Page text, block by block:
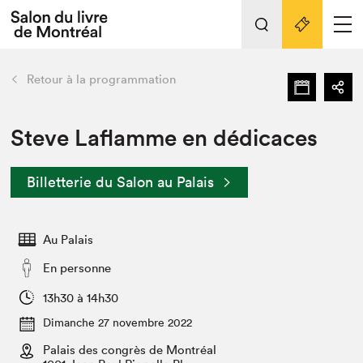
Espace médias
Espace exposant⋅e⋅s
Tout sur l'édition 2022
Actualités
Vidéos et Balados
Club de lecture Braindate
retour Nos activités
Édition 2022
Nous connaître
Projets partenaires 2022
Archives
Liens pratiques
Retour à la programmation
Steve Laflamme en dédicaces
Billetterie du Salon au Palais
Au Palais
En personne
13h30 à 14h30
Dimanche 27 novembre 2022
Palais des congrès de Montréal